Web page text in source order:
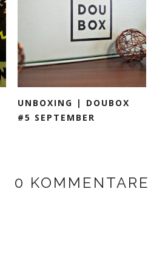
UNBOXING | DOUBOX
#5 SEPTEMBER
0 KOMMENTARE